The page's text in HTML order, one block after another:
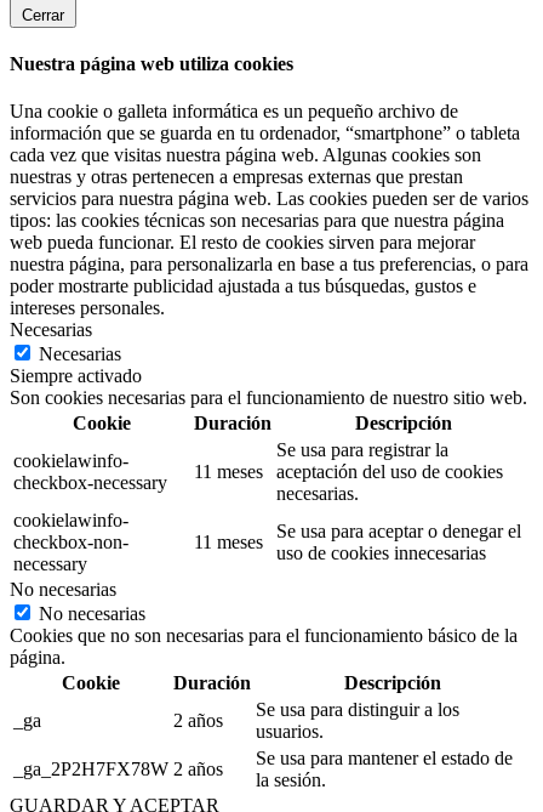
Cerrar
Nuestra página web utiliza cookies
Una cookie o galleta informática es un pequeño archivo de
información que se guarda en tu ordenador, “smartphone” o tableta
cada vez que visitas nuestra página web. Algunas cookies son
nuestras y otras pertenecen a empresas externas que prestan
servicios para nuestra página web. Las cookies pueden ser de varios
tipos: las cookies técnicas son necesarias para que nuestra página
web pueda funcionar. El resto de cookies sirven para mejorar
nuestra página, para personalizarla en base a tus preferencias, o para
poder mostrarte publicidad ajustada a tus búsquedas, gustos e
intereses personales.
Necesarias
Necesarias
Siempre activado
Son cookies necesarias para el funcionamiento de nuestro sitio web.
Cookie
Duración
Descripción
cookielawinfo-
checkbox-necessary
11 meses
Se usa para registrar la
aceptación del uso de cookies
necesarias.
cookielawinfo-
checkbox-non-
necessary
11 meses
Se usa para aceptar o denegar el
uso de cookies innecesarias
No necesarias
No necesarias
Cookies que no son necesarias para el funcionamiento básico de la
página.
Cookie
Duración
Descripción
_ga
2 años
Se usa para distinguir a los
usuarios.
_ga_2P2H7FX78W 2 años
Se usa para mantener el estado de
la sesión.
GUARDAR Y ACEPTAR